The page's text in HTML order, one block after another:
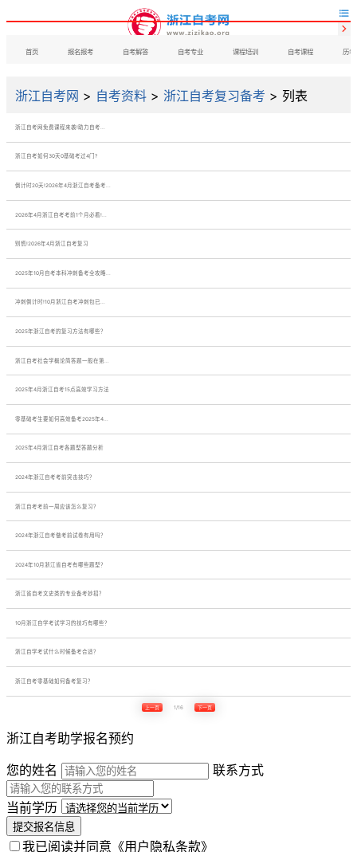

首页 报名报考 自考解答 自考专业 课程培训 自考课程 历年

浙江自考网 > 自考资料> 浙江自考复习备考 > 列表
浙江自考网免费课程来袭!助力自考...
浙江自考如何30天0基础考过4门?
倒计时20天!2026年4月浙江自考备考...
2026年4月浙江自考考前1个月必看!...
别慌!2026年4月浙江自考复习
2025年10月自考本科冲刺备考全攻略...
冲刺倒计时!10月浙江自考冲刺包已...
2025年浙江自考的复习方法有哪些？
浙江自考社会学概论简答题一般在第...
2025年4月浙江自考15点高效学习方法
零基础考生要如何高效备考2025年4...
2025年4月浙江自考各题型答题分析
2024年浙江自考考前突击技巧？
浙江自考考前一周应该怎么复习？
2024年浙江自考做考前试卷有用吗？
2024年10月浙江省自考有哪些题型？
浙江省自考文史类的专业备考妙招？
10月浙江自学考试学习的技巧有哪些？
浙江自学考试什么时候备考合适？
浙江自考零基础如何备考复习？
上一页 1/16 下一页
浙江自考助学报名预约
您的姓名
联系方式
当前学历
提交报名信息
我已阅读并同意 《用户隐私条款》